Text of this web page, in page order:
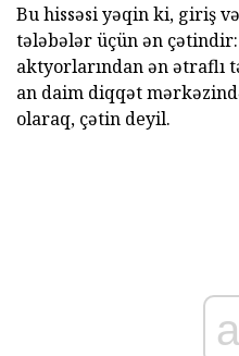
Bu hissəsi yəqin ki, giriş
tələbələr üçün ən
aktyorlarından ən ətraflı
an daim diqqət
olaraq, çətin deyil.